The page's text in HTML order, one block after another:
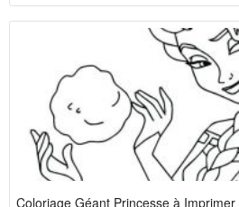
Coloriage Géant Princesse à Imprimer